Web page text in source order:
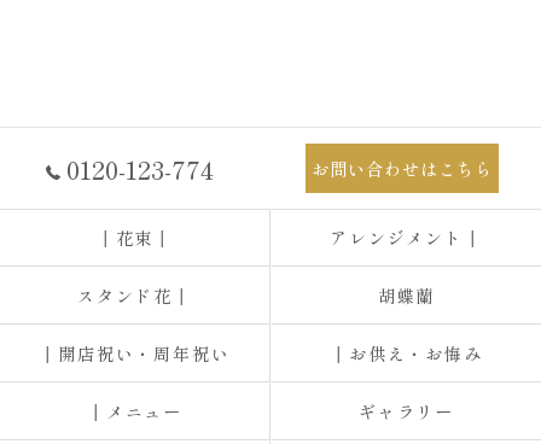
0120-123-774 お問い合わせはこちら
┃花束┃ アレンジメント┃
スタンド花┃ 胡蝶蘭
┃開店祝い・周年祝い ┃お供え・お悔み
┃メニュー ギャラリー